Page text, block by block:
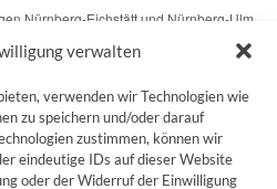
verwalten
verwenden wir Technologien wie
zu speichern und/oder darauf
zustimmen, können wir
eindeutige IDs auf dieser Website
oder der Widerruf der Einwilligung
Nürnberg-Eichstätt und Nürnberg-Ulm
SHOP